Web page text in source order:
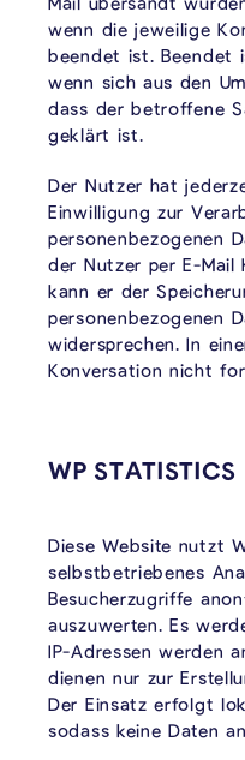
wenn die jeweilige
beendet ist. Beendet
wenn sich aus den
dass der betroffene
geklärt ist.
Der Nutzer hat
Einwilligung zur
personenbezogenen
der Nutzer per E-
kann er der
personenbezogenen
widersprechen. In
Konversation nicht
WP STATISTICS
Diese Website nutzt
selbstbetriebenes
Besucherzugriffe
auszuwerten. Es
IP-Adressen werden
dienen nur zur
Der Einsatz erfolgt
sodass keine Daten